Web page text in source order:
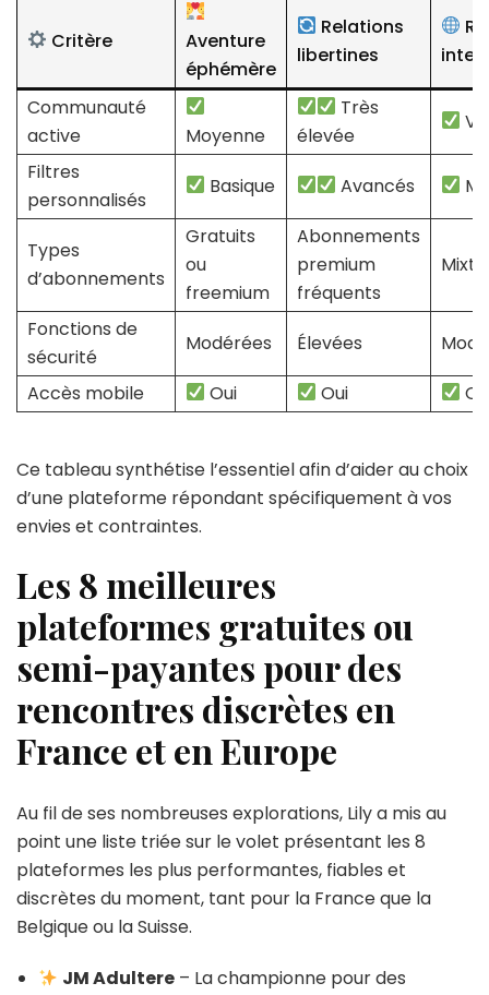
Critère
Aventure
éphémère
Relations
libertines
Communauté
active
Moyenne
Très
élevée
Filtres
personnalisés
Basique Avancés
Types
d’abonnements
Gratuits
ou
freemium
Abonnements
premium
fréquents
Mixte
Fonctions de
sécurité
Modérées Élevées
Accès mobile
Oui Oui
Ce tableau synthétise l’essentiel afin d’aider au choix
d’une plateforme répondant spécifiquement à vos
envies et contraintes.
Les 8 meilleures
plateformes gratuites ou
semi-payantes pour des
rencontres discrètes en
France et en Europe
Au fil de ses nombreuses explorations, Lily a mis au
point une liste triée sur le volet présentant les 8
plateformes les plus performantes, fiables et
discrètes du moment, tant pour la France que la
Belgique ou la Suisse.
JM Adultere – La championne pour des